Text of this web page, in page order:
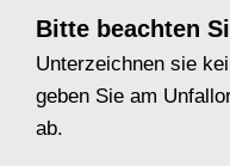
Bitte beachten
Unterzeichnen sie
geben Sie am
ab.